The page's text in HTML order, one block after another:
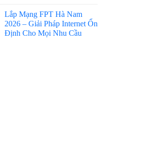
Lắp Mạng FPT Hà Nam
2026 – Giải Pháp Internet Ổn
Định Cho Mọi Nhu Cầu